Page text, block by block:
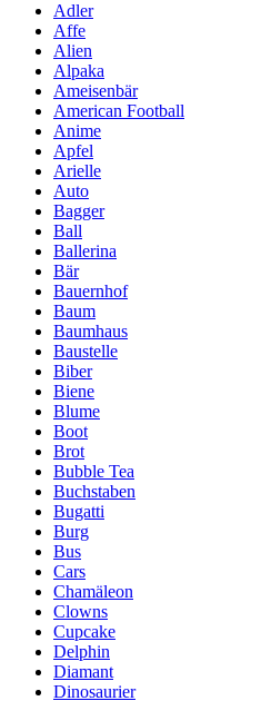
Adler
Affe
Alien
Alpaka
Ameisenbär
American Football
Anime
Apfel
Arielle
Auto
Bagger
Ball
Ballerina
Bär
Bauernhof
Baum
Baumhaus
Baustelle
Biber
Biene
Blume
Boot
Brot
Bubble Tea
Buchstaben
Bugatti
Burg
Bus
Cars
Chamäleon
Clowns
Cupcake
Delphin
Diamant
Dinosaurier